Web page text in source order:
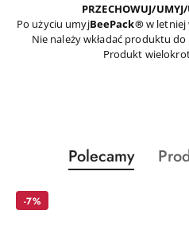
PRZECHOWUJ/
Po użyciu umyjBeePack®w letniej
Nie należy wkładać produktu
Produkt
Pomiń karuzelę
Produkty
o
Polecamy
-7%